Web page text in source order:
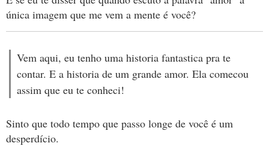
única imagem que me vem a mente é você?
Vem aqui, eu tenho uma historia fantastica pra te
contar. E a historia de um grande amor. Ela comecou
assim que eu te conheci!
Sinto que todo tempo que passo longe de você é um
desperdício.